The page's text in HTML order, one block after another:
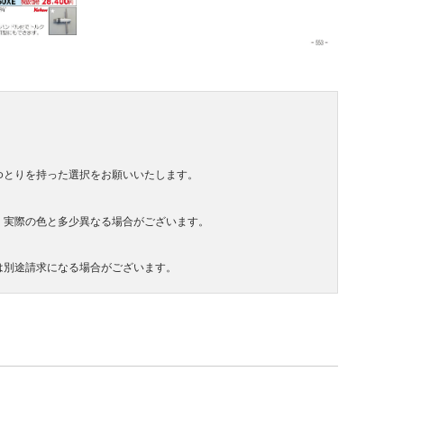
りを持った選択をお願いいたします。
際の色と多少異なる場合がございます。
途請求になる場合がございます。